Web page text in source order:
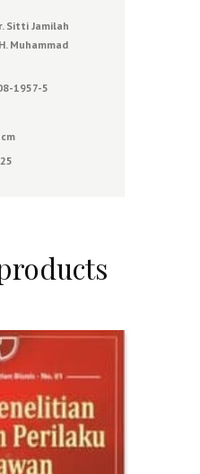
Sitti Jamilah
Muhammad
1957-5